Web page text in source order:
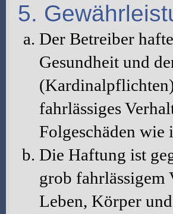
5.
Der Betreiber
Gesundheit und
fahrlässiges
Folgeschäden wie
Die Haftung ist
grob fahrlässigem
Leben, Körper